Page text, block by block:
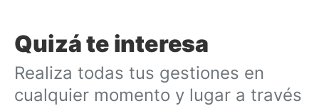
Quizá te interesa
Realiza todas tus gestiones en
cualquier momento y lugar a través